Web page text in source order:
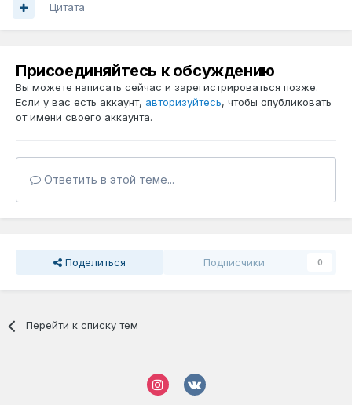
Цитата
Присоединяйтесь к обсуждению
Вы можете написать сейчас и зарегистрироваться позже.
Если у вас есть аккаунт, авторизуйтесь, чтобы опубликовать
от имени своего аккаунта.
Ответить в этой теме...
Поделиться Подписчики 0
Перейти к списку тем